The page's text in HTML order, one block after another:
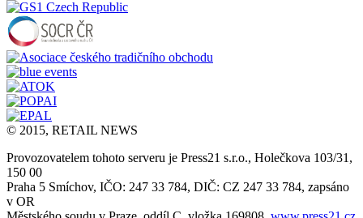
© 2015, RETAIL NEWS
Provozovatelem tohoto serveru je Press21 s.r.o., Holečkova 103/31,
150 00
Praha 5 Smíchov, IČO: 247 33 784, DIČ: CZ 247 33 784, zapsáno
v OR